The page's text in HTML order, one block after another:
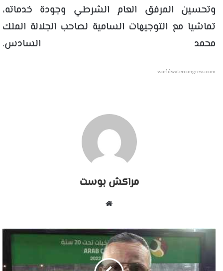
وتحسين المرفق العام الشرطي وجودة خدماته،
تماشيا مع التوجيهات السامية لصاحب الجلالة الملك
محمد السادس.
worldwatercongress.com
مراكش بوست